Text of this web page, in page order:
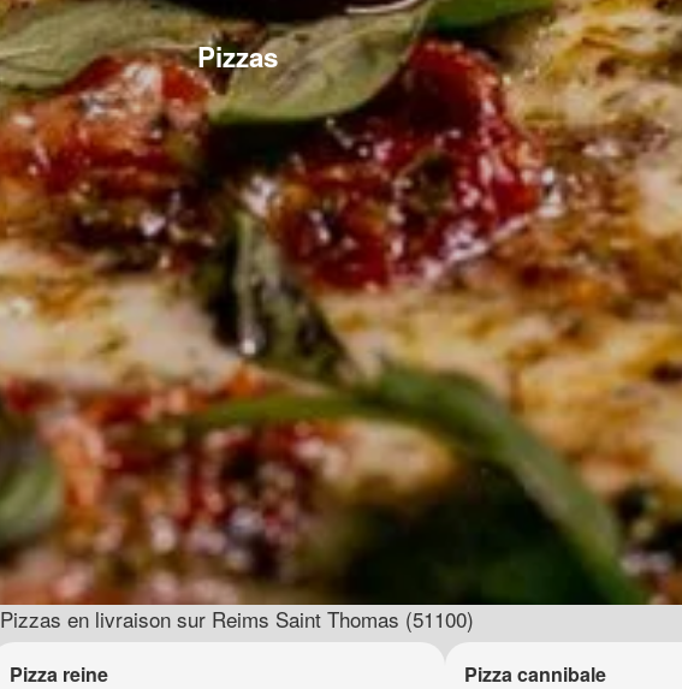
Pizzas
Pizzas en livraison sur Reims Saint Thomas (51100)
Pizza reine Pizza cannibale